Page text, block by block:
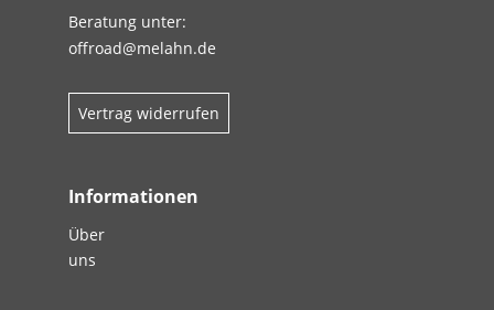
Beratung unter:
offroad@melahn.de
Vertrag widerrufen
Informationen
Über
uns